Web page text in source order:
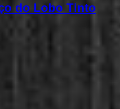
do Lobo Tinto